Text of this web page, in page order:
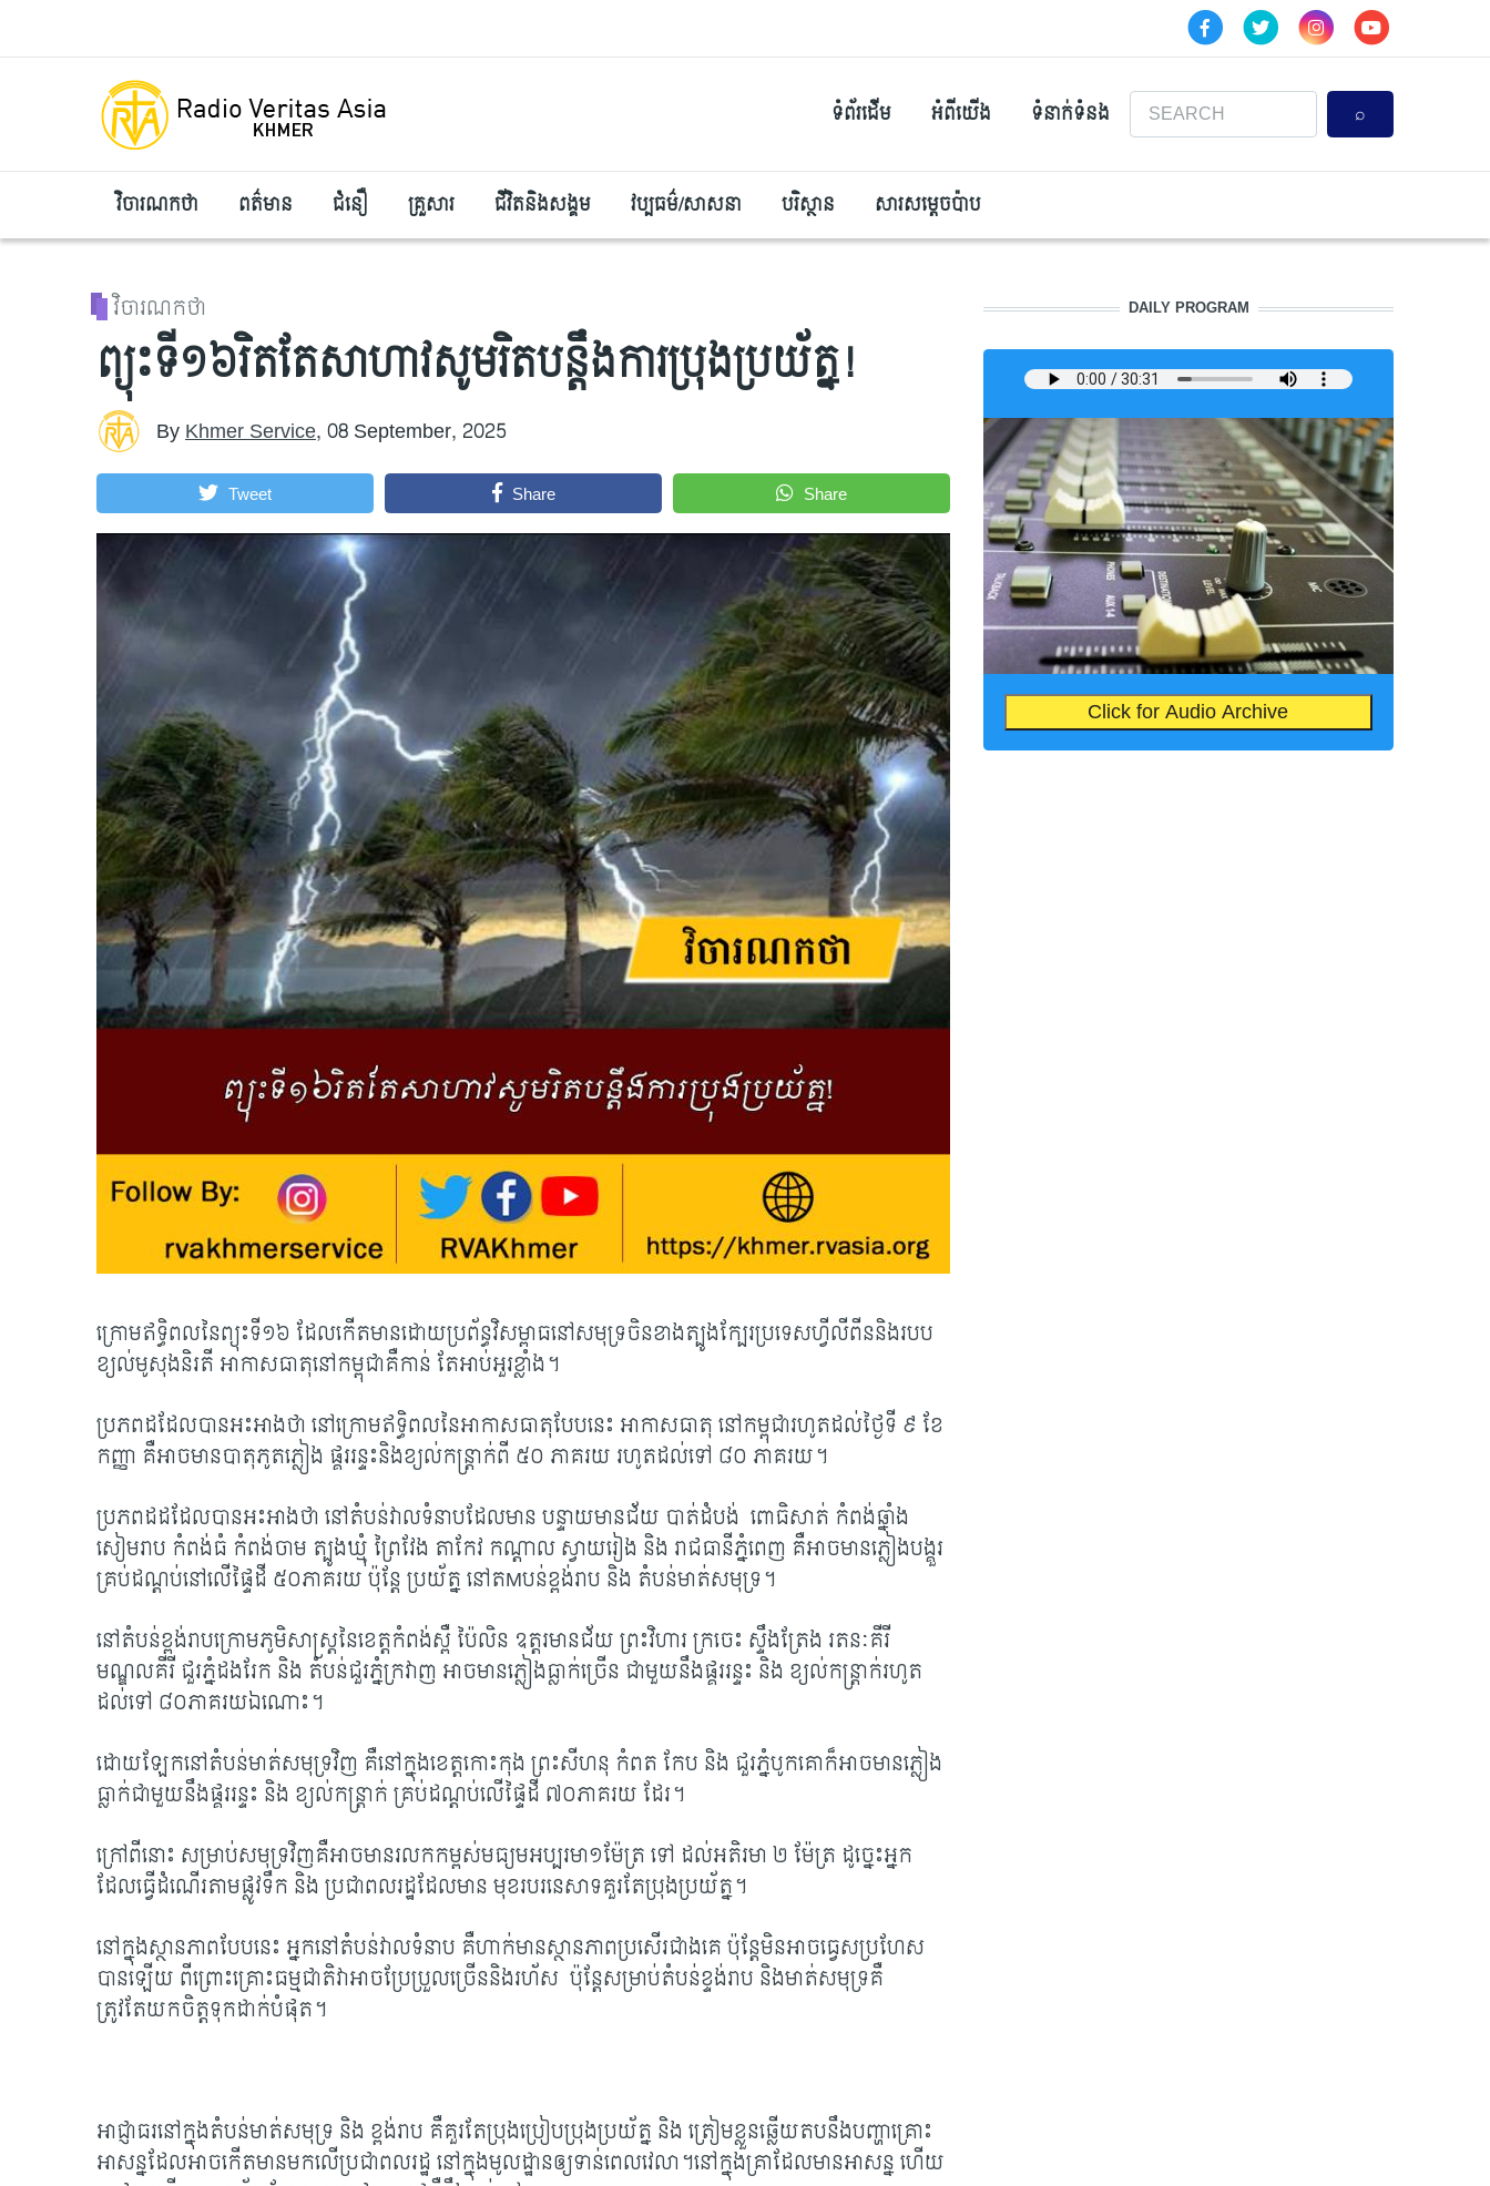
ទំព័រដើម អំពីយើង ទំនាក់ទំនង Search
វិចារណកថា ពត៌មាន ជំនឿ គ្រួសារ ជីវិតនិងសង្គម វប្បធម៌/សាសនា បរិស្ថាន សារសម្តេចប៉ាប
វិចារណកថា
ព្យុះទី១៦រិតតែសាហាវសូមរិតបន្តឹងការប្រុងប្រយ័ត្ន!
ByKhmer Service,08 September, 2025
Tweet Share Share
ក្រោមឥទ្ធិពលនៃព្យុះទី១៦ ដែលកើតមានដោយប្រព័ន្ធវិសម្ពាធនៅសមុទ្រចិនខាងត្បូងក្បែរប្រទេសហ្វីលីពីននិងរបប
ខ្យល់មូសុងនិរតី អាកាសធាតុនៅកម្ពុជាគឺកាន់ តែអាប់អួរខ្លាំង។
ប្រភពដដែលបានអះអាងថា នៅក្រោមឥទ្ធិពលនៃអាកាសធាតុបែបនេះ អាកាសធាតុ នៅកម្ពុជារហូតដល់ថ្ងៃទី ៩ ខែ
កញ្ញា គឺអាចមានបាតុភូតភ្លៀង ផ្គររន្ទះនិងខ្យល់កន្រ្តាក់ពី ៥០ ភាគរយ រហូតដល់ទៅ ៨០ ភាគរយ។
ប្រភពដដដែលបានអះអាងថា នៅតំបន់វាលទំនាបដែលមាន បន្ទាយមានជ័យ បាត់ដំបង់ ពោធិសាត់ កំពង់ឆ្នាំង
សៀមរាប កំពង់ធំ កំពង់ចាម ត្បូងឃ្មុំ ព្រៃវែង តាកែវ កណ្តាល ស្វាយរៀង និង រាជធានីភ្នំពេញ គឺអាចមានភ្លៀងបង្គួរ
គ្រប់ដណ្តប់នៅលើផ្ទៃដី ៥០ភាគរយ ប៉ុន្តែ ប្រយ័ត្ន នៅតMបន់ខ្ពង់រាប និង តំបន់មាត់សមុទ្រ។
នៅតំបន់ខ្ពង់រាបក្រោមភូមិសាស្រ្តនៃខេត្តកំពង់ស្ពឺ ប៉ៃលិន ឧត្តរមានជ័យ ព្រះវិហារ ក្រចេះ ស្ទឹងត្រែង រតនៈគីរី
មណ្ឌលគីរី ជួរភ្នំដងរែក និង តំបន់ជួរភ្នំក្រវាញ អាចមានភ្លៀងធ្លាក់ច្រើន ជាមួយនឹងផ្គររន្ទះ និង ខ្យល់កន្រ្តាក់រហូត
ដល់ទៅ ៨០ភាគរយឯណោះ។
ដោយឡែកនៅតំបន់មាត់សមុទ្រវិញ គឺនៅក្នុងខេត្តកោះកុង ព្រះសីហនុ កំពត កែប និង ជួរភ្នំបូកគោក៏អាចមានភ្លៀង
ធ្លាក់ជាមួយនឹងផ្គររន្ទះ និង ខ្យល់កន្រ្តាក់ គ្រប់ដណ្តប់លើផ្ទៃដី ៧០ភាគរយ ដែរ។
ក្រៅពីនោះ សម្រាប់សមុទ្រវិញគឺអាចមានរលកកម្ពស់មធ្យមអប្បរមា១ម៉ែត្រ ទៅ ដល់អតិរមា ២ ម៉ែត្រ ដូច្នេះអ្នក
ដែលធ្វើដំណើរតាមផ្លូវទឹក និង ប្រជាពលរដ្ឋដែលមាន មុខរបរនេសាទគួរតែប្រុងប្រយ័ត្ន។
នៅក្នុងស្ថានភាពបែបនេះ អ្នកនៅតំបន់វាលទំនាប គឺហាក់មានស្ថានភាពប្រសើរជាងគេ ប៉ុន្តែមិនអាចធ្វេសប្រហែស
បានឡើយ ពីព្រោះគ្រោះធម្មជាតិវាអាចប្រែប្រួលច្រើននិងរហ័ស ប៉ុន្តែសម្រាប់តំបន់ខ្ទង់រាប និង​មាត់សមុទ្រគឺ
ត្រូវតែយកចិត្តទុកដាក់បំផុត។
អាជ្ញាធរនៅក្នុងតំបន់មាត់សមុទ្រ និង ខ្ពង់រាប គឺគួរតែប្រុងប្រៀបប្រុងប្រយ័ត្ន និង ត្រៀមខ្លួនឆ្លើយតបនឹងបញ្ហាគ្រោះ
អាសន្នដែលអាចកើតមានមកលើប្រជាពលរដ្ឋ នៅក្នុងមូលដ្ឋានឲ្យទាន់ពេលវេលា។នៅក្នុងគ្រាដែលមានអាសន្ន ហើយ
DAILY PROGRAM
Click for Audio Archive